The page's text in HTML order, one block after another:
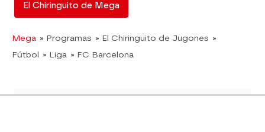
El Chiringuito de Mega
Mega » Programas » El Chiringuito de Jugones »
Fútbol » Liga » FC Barcelona